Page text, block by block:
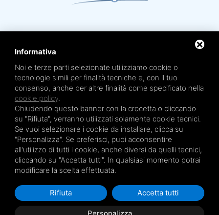
Mare Termale Bolognese e
Circuito della Salute +
sono un marchio diTRE EFFE s.r.l.
Sede legale e amministrativa: Via Irnerio 12/2 - 40126 Bologna - Tel/fax 051.4210046
Cod.Fisc e P.IVA 04045610377 - R.E.A. BO n. 334452 - R.I. BO n. 56601 - Cap. Soc.
€ 20.000,00 i.v.
Terme San Petronio - Antalgik - Bodi
Terme San Luca - Pluricenter
Terme Felsinee
Terme dell’Agriturismo - Villaggio della Salute Più
Terme Acquabios
Privacy Policy
Informativa
Noi e terze parti selezionate utilizziamo cookie o
tecnologie simili per finalità tecniche e, con il tuo
consenso, anche per altre finalità come specificato nella
cookie policy.
Chiudendo questo banner con la crocetta o cliccando
su "Rifiuta", verranno utilizzati solamente cookie tecnici.
Se vuoi selezionare i cookie da installare, clicca su
"Personalizza". Se preferisci, puoi acconsentire
all'utilizzo di tutti i cookie, anche diversi da quelli tecnici,
cliccando su "Accetta tutti". In qualsiasi momento potrai
modificare la scelta effettuata.
Rifiuta Accetta tutti